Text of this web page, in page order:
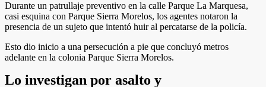
Durante un patrullaje preventivo en la calle Parque La Marquesa,
casi esquina con Parque Sierra Morelos, los agentes notaron la
presencia de un sujeto que intentó huir al percatarse de la policía.
Esto dio inicio a una persecución a pie que concluyó metros
adelante en la colonia Parque Sierra Morelos.
Lo investigan por asalto y